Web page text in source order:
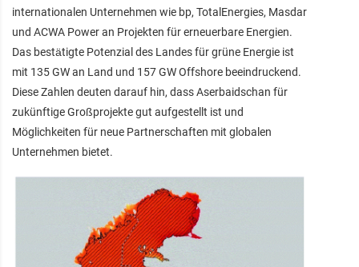
internationalen Unternehmen wie bp, TotalEnergies, Masdar
und ACWA Power an Projekten für erneuerbare Energien.
Das bestätigte Potenzial des Landes für grüne Energie ist
mit 135 GW an Land und 157 GW Offshore beeindruckend.
Diese Zahlen deuten darauf hin, dass Aserbaidschan für
zukünftige Großprojekte gut aufgestellt ist und
Möglichkeiten für neue Partnerschaften mit globalen
Unternehmen bietet.